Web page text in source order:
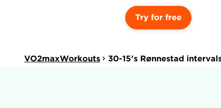
Try for free
VO2maxWorkouts 30-15's Rønnestad